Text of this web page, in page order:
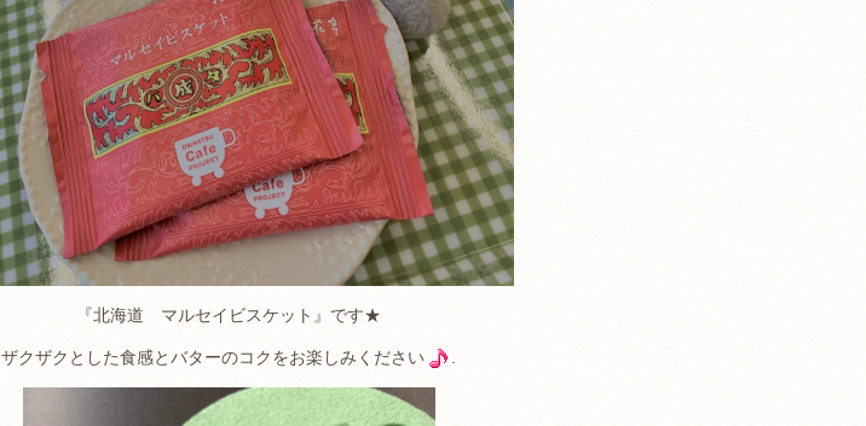
『北海道 マルセイビスケット』です★
ザクザクとした食感とバターのコクをお楽しみください